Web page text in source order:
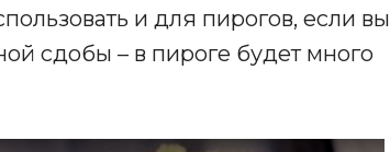
и для пирогов, если вы
сдобы – в пироге будет много